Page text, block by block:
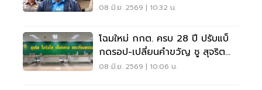
เลขาฯกกต.
08 มิ.ย. 2569 | 10:32 น.
โฉมใหม่ กกต. ครบ 28 ปี ปรับแบ็
กดรอป-เปลี่ยนคำขวัญ ชู สุจริต
เป็นกลาง เที่ยงธรรม
08 มิ.ย. 2569 | 10:06 น.